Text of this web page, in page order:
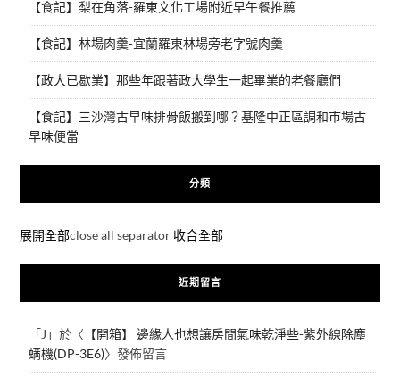
【食記】梨在角落-羅東文化工場附近早午餐推薦
【食記】林場肉羹-宜蘭羅東林場旁老字號肉羹
【政大已歇業】那些年跟著政大學生一起畢業的老餐廳們
【食記】三沙灣古早味排骨飯搬到哪？基隆中正區調和市場古
早味便當
分類
展開全部close all separator 收合全部
近期留言
「J 」於〈 【開箱】 邊緣人也想讓房間氣味乾淨些-紫外線除塵
螨機(DP-3E6)〉發佈留言